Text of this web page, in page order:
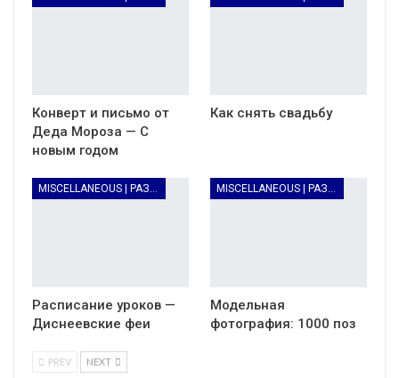
Конверт и письмо от
Деда Мороза — С
новым годом
Как снять свадьбу
MISCELLANEOUS | РАЗНОЕ
Расписание уроков —
Диснеевские феи
MISCELLANEOUS | РАЗНОЕ
Модельная
фотография: 1000 поз
PREV NEXT